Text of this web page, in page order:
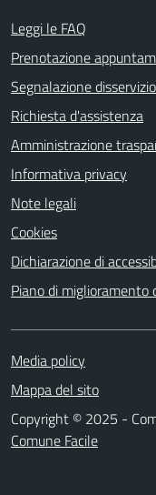
Leggi le FAQ
Prenotazione
Segnalazione disservizio
Richiesta d'assistenza
Amministrazione
Informativa privacy
Note legali
Cookies
Dichiarazione di
Piano di miglioramento
Media policy
Mappa del sito
Copyright © 2025 -
Comune Facile